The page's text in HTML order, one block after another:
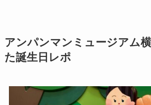
アンパンマンミュージアム
た誕生日レポ